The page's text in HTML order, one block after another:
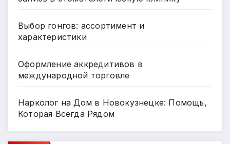
Выбор гонгов: ассортимент и
характеристики
Оформление аккредитивов в
международной торговле
Нарколог на Дом в Новокузнецке: Помощь,
Которая Всегда Рядом